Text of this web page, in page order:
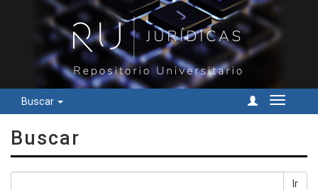
Buscar
Cambiar
Buscar
Ir